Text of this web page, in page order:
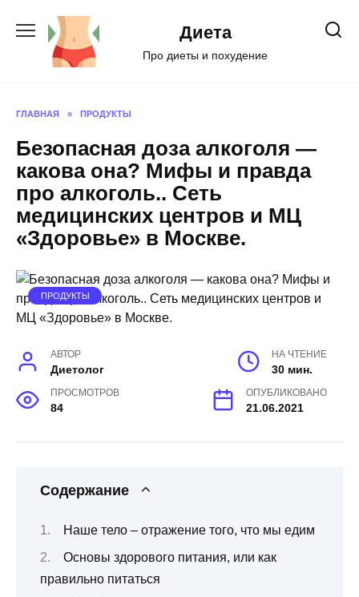
содержанию
Диета
Про диеты и похудение
ГЛАВНАЯ » ПРОДУКТЫ
Безопасная доза алкоголя —
какова она? Мифы и правда
про алкоголь.. Сеть
медицинских центров и МЦ
«Здоровье» в Москве.
ПРОДУКТЫ
АВТОР
Диетолог
НА ЧТЕНИЕ
30 мин.
ПРОСМОТРОВ
84
ОПУБЛИКОВАНО
21.06.2021
Содержание
Наше тело – отражение того, что мы едим
Основы здорового питания, или как
правильно питаться